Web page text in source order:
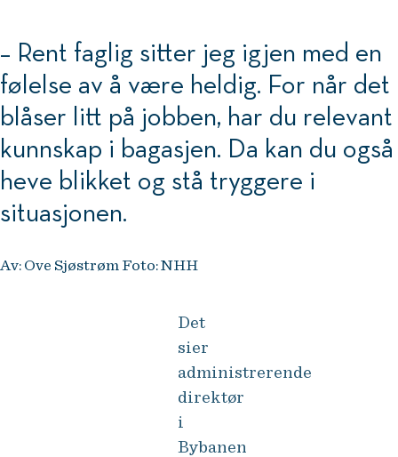
– Rent faglig sitter jeg igjen med en
følelse av å være heldig. For når det
blåser litt på jobben, har du relevant
kunnskap i bagasjen. Da kan du også
heve blikket og stå tryggere i
situasjonen.
Av: Ove Sjøstrøm Foto: NHH
Det
sier
administrerende
direktør
i
Bybanen